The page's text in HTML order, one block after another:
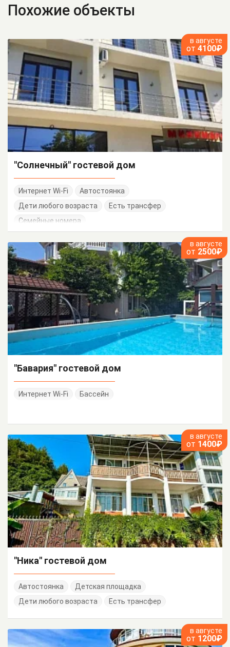
Похожие объекты
в августе
от 4100₽
"Солнечный" гостевой дом
Интернет Wi-Fi
Автостоянка
Дети любого возраста
Есть трансфер
Семейные номера
в августе
от 2500₽
"Бавария" гостевой дом
Интернет Wi-Fi Бассейн
в августе
от 1400₽
"Ника" гостевой дом
Автостоянка
Детская площадка
Дети любого возраста
Есть трансфер
в августе
от 1200₽